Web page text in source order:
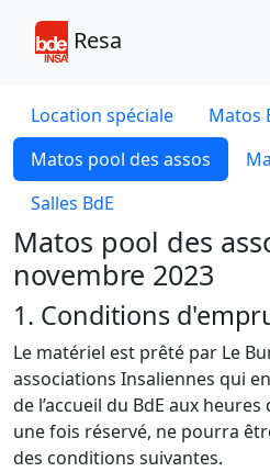
Resa
Location spéciale
Matos
Matos pool des assos
Salles BdE
Matos pool des
novembre 2023
1. Conditions
Le matériel est prêté par Le
associations Insaliennes qui
de l’accueil du BdE aux
une fois réservé, ne pourra
des conditions suivantes.